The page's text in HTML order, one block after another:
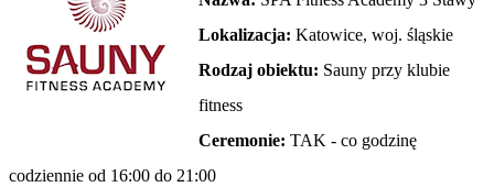
Lokalizacja: Katowice, woj. śląskie
Rodzaj obiektu: Sauny przy klubie
fitness
Ceremonie: TAK - co godzinę
codziennie od 16:00 do 21:00